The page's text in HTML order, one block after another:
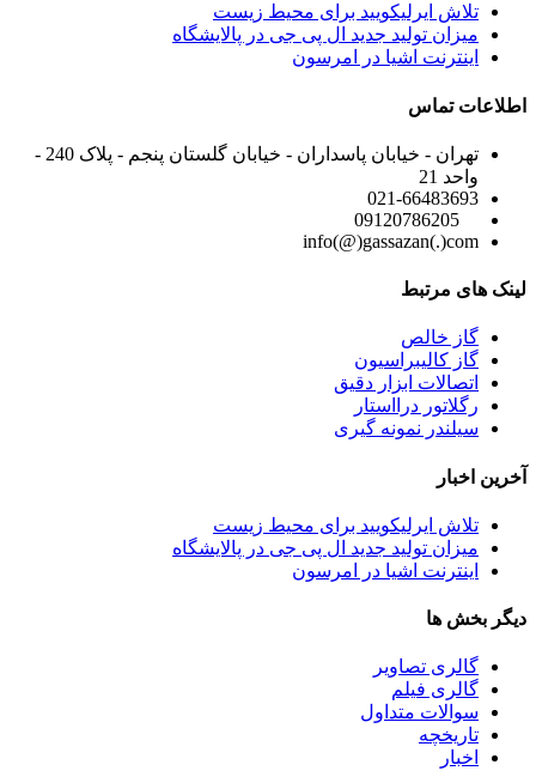
تلاش ایرلیکویید برای محیط زیست
میزان تولید جدید ال پی جی در پالایشگاه
اینترنت اشیا در امرسون
اطلاعات تماس
تهران - خیابان پاسداران - خیابان گلستان پنجم - پلاک 240 -
واحد 21
021-66483693
info(@)gassazan(.)com
لینک های مرتبط
گاز خالص
گاز کالیبراسیون
اتصالات ابزار دقیق
رگلاتور درااستار
سیلندر نمونه گیری
آخرین اخبار
تلاش ایرلیکویید برای محیط زیست
میزان تولید جدید ال پی جی در پالایشگاه
اینترنت اشیا در امرسون
دیگر بخش ها
گالری تصاویر
گالری فیلم
سوالات متداول
تاریخچه
اخبار